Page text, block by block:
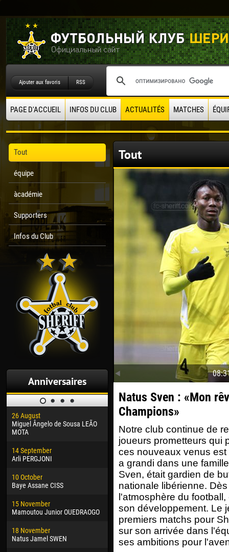
Ajouter aux favoris RSS
PAGE D'ACCUEIL INFOS DU CLUB ACTUALITÉS MATCHES
Tout
équipe
àcadémie
Supporters
Infos du Club
Anniversaires
26 August
Miguel Ângelo de Sousa LEÃO
MOTA
14 September
Arli PERGJONI
10 October
Baye Assane CISS
15 November
Mamoutou Junior OUEDRAOGO
18 November
Natus Jamel SWEN
30 January
Dhoraso Moreo KLAS
24 February
Vladislav COSTIN
02 March
Veaceslav COZMA
09 March
Emmanuel AFETSE
20 March
Jayder Moreno ASPRILLA
13
15
24
28
Tout
Natus Sven : «Mon
Champions»
Notre club continue de
joueurs prometteurs qui
ces nouveaux venus
a grandi dans une
Sven, était gardien de
nationale libérienne.
l'atmosphère du
son développement. Le
premiers matchs pour
sur son arrivée dans
ses ambitions pour